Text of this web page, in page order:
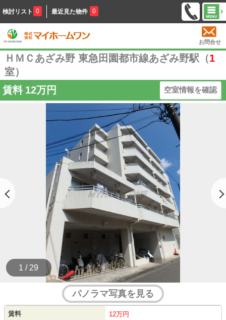
検討リスト 0 最近見た物件 0
お問合せ
ＨＭＣあざみ野 東急田園都市線あざみ野駅（1
室）
賃料 12万円 空室情報を確認
1 / 29
パノラマ写真を見る
賃料 12万円